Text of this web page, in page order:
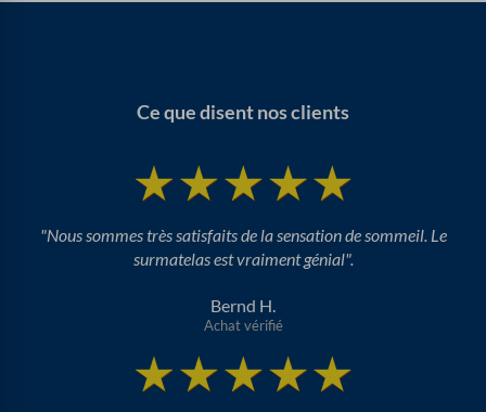
Ce que disent nos clients
"Nous sommes très satisfaits de la sensation de sommeil. Le
surmatelas est vraiment génial".
Bernd H.
Achat vérifié